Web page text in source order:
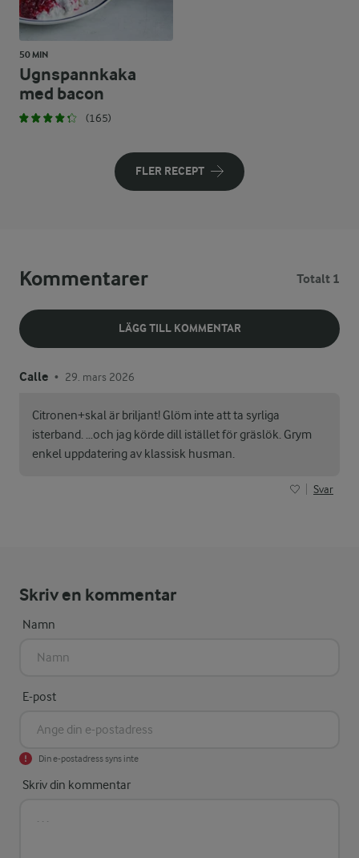
50 MIN
Ugnspannkaka
med bacon
(165)
FLER RECEPT
Kommentarer Totalt 1
LÄGG TILL KOMMENTAR
Calle • 29. mars 2026
Citronen+skal är briljant! Glöm inte att ta syrliga
isterband. …och jag körde dill istället för gräslök. Grym
enkel uppdatering av klassisk husman.
Svar
Skriv en kommentar
Namn
E-post
Din e-postadress syns inte
Skriv din kommentar